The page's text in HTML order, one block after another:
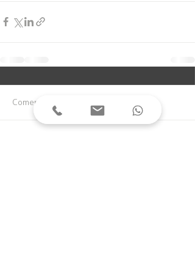
Comentários